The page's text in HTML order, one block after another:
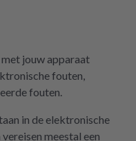
jouw apparaat
fouten,
fouten.
in de elektronische
meestal een